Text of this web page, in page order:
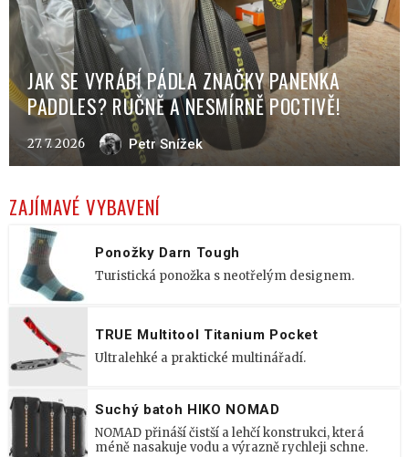
JAK SE VYRÁBÍ PÁDLA ZNAČKY PANENKA
PADDLES? RUČNĚ A NESMÍRNĚ POCTIVĚ!
27. 7. 2026 Petr Snížek
ZAJÍMAVÉ VYBAVENÍ
Ponožky Darn Tough
Turistická ponožka s neotřelým designem.
TRUE Multitool Titanium Pocket
Ultralehké a praktické multinářadí.
Suchý batoh HIKO NOMAD
NOMAD přináší čistší a lehčí konstrukci, která
méně nasakuje vodu a výrazně rychleji schne.